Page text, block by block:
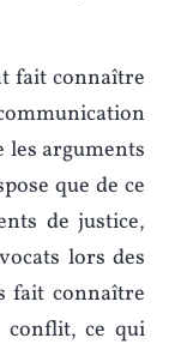
fait connaître
arguments
que de ce
de justice,
lors des
fait connaître
conflit, ce qui